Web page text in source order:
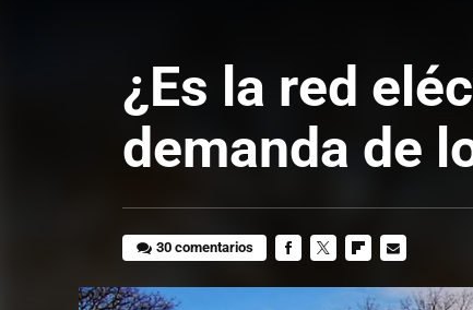
¿Es la red
demanda de
30 comentarios
MAIL